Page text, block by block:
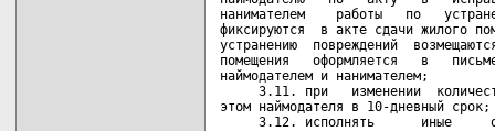
нанимателем    работы   по
фиксируются  в акте сдачи жилого
устранению  повреждений
помещения   оформляется   в
наймодателем и нанимателем;
3.11. при   изменении
этом наймодателя в 10-дневный срок;
3.12. исполнять      иные